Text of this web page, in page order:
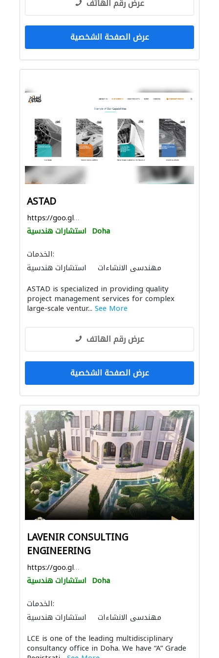
عرض رقم الهاتف
عرض الصفحة الشخصية
ASTAD
https://goo.gl/maps/rE6ZJapJvouMLoJu5
استشارات هندسية Doha
الخدمات:
استشارات هندسية
مهندسي الانشاءات
ميكانيكيون مقاولون لمكافحة الحريق
الديكور الداخلي التصميم المعماري
ASTAD is specialized in providing quality
project management services for complex
large-scale ventur... See More
عرض رقم الهاتف
عرض الصفحة الشخصية
LAVENIR CONSULTING
ENGINEERING
https://goo.gl/maps/55eJt2UrkhXevsys8
استشارات هندسية Doha
الخدمات:
استشارات هندسية
مهندسي الانشاءات
الصيانة الكهربائية ادارة مشروع
نظام الصرف الصحي الديكور الداخلي
LCE is one of the leading multidisciplinary
consultancy office in Doha. We have “A” Grade